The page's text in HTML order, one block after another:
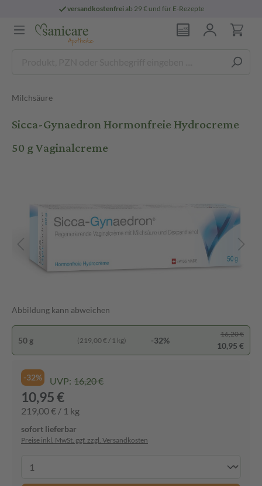
versandkostenfreiab 29 € und für E-Rezepte
Milchsäure
Sicca-Gynaedron Hormonfreie Hydrocreme
50 g Vaginalcreme
Abbildung kann abweichen
50 g (219,00 € / 1 kg) -32%
16,20 €
10,95 €
-32% UVP: 16,20 €
10,95 €
219,00 € / 1 kg
sofort lieferbar
Preise inkl. MwSt. ggf. zzgl. Versandkosten